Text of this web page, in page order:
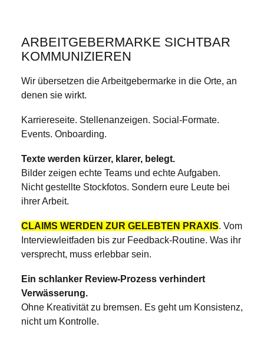
ARBEITGEBERMARKE SICHTBAR
KOMMUNIZIEREN
Wir übersetzen die Arbeitgebermarke in die Orte, an
denen sie wirkt.
Karriereseite. Stellenanzeigen. Social-Formate.
Events. Onboarding.
Texte werden kürzer, klarer, belegt.
Bilder zeigen echte Teams und echte Aufgaben.
Nicht gestellte Stockfotos. Sondern eure Leute bei
ihrer Arbeit.
CLAIMS WERDEN ZUR GELEBTEN PRAXIS. Vom
Interviewleitfaden bis zur Feedback-Routine. Was ihr
versprecht, muss erlebbar sein.
Ein schlanker Review-Prozess verhindert
Verwässerung.
Ohne Kreativität zu bremsen. Es geht um Konsistenz,
nicht um Kontrolle.